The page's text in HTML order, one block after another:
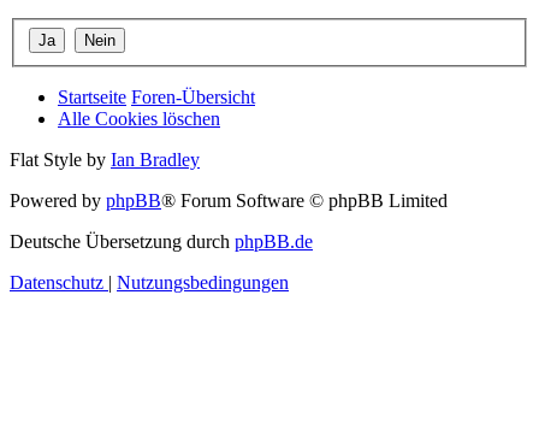
Startseite Foren-Übersicht
Alle Cookies löschen
Flat Style by Ian Bradley
Powered by phpBB® Forum Software © phpBB Limited
Deutsche Übersetzung durch phpBB.de
Datenschutz | Nutzungsbedingungen